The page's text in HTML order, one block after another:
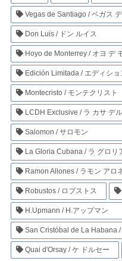
Vegas de Santiago / ベガス
Don Luis / ドン ルイス
Hoyo de Monterrey / オヨ デ
Edición Limitada / エディシ
Montecristo / モンテクリスト
LCDH Exclusive / ラ カサ デ
Salomon / サロモン
La Gloria Cubana / ラ グロリ
Ramon Allones / ラモン アロ
Robustos / ロブストス
H.Upmann / H.アップマン
San Cristóbal de La Habana
Quai d'Orsay / ケ ドルセー